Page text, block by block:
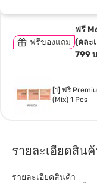
ฟรีของแถม
ฟรี
(คละ
799
[1] ฟรี
(Mix) 1 Pcs
รายละเอียดสินค้
รายละเอียดสินค้า